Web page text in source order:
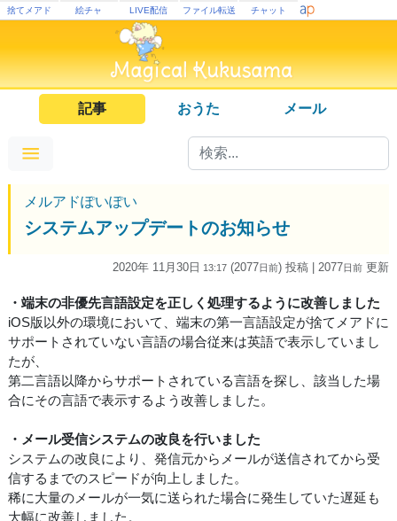
捨てメアド 絵チャ LIVE配信 ファイル転送 チャット
記事 おうた メール
メルアドぽいぽい
システムアップデートのお知らせ
2020年 11月30日 13:17 (2077日前) 投稿 | 2077日前 更新
・端末の非優先言語設定を正しく処理するように改善しました
iOS版以外の環境において、端末の第一言語設定が捨てメアドに
サポートされていない言語の場合従来は英語で表示していまし
たが、
第二言語以降からサポートされている言語を探し、該当した場
合にその言語で表示するよう改善しました。
・メール受信システムの改良を行いました
システムの改良により、発信元からメールが送信されてから受
信するまでのスピードが向上しました。
稀に大量のメールが一気に送られた場合に発生していた遅延も
大幅に改善しました。